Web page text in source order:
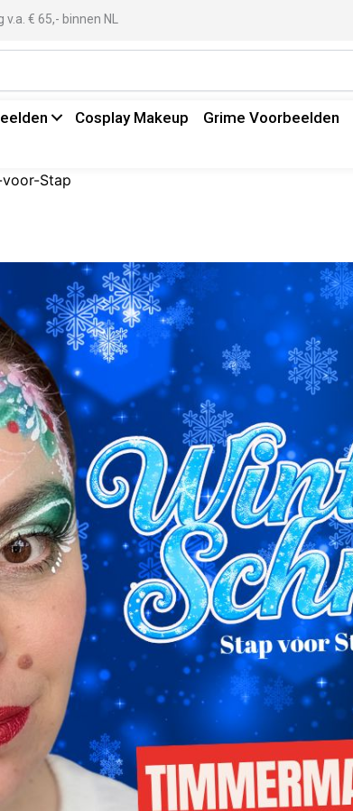
€ 65,- binnen NL
Cosplay Makeup Grime Voorbeelden
voor-Stap